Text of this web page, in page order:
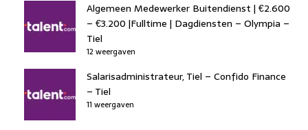
Algemeen Medewerker Buitendienst | €2.600
– €3.200 |Fulltime | Dagdiensten – Olympia –
Tiel
12 weergaven
Salarisadministrateur, Tiel – Confido Finance
– Tiel
11 weergaven